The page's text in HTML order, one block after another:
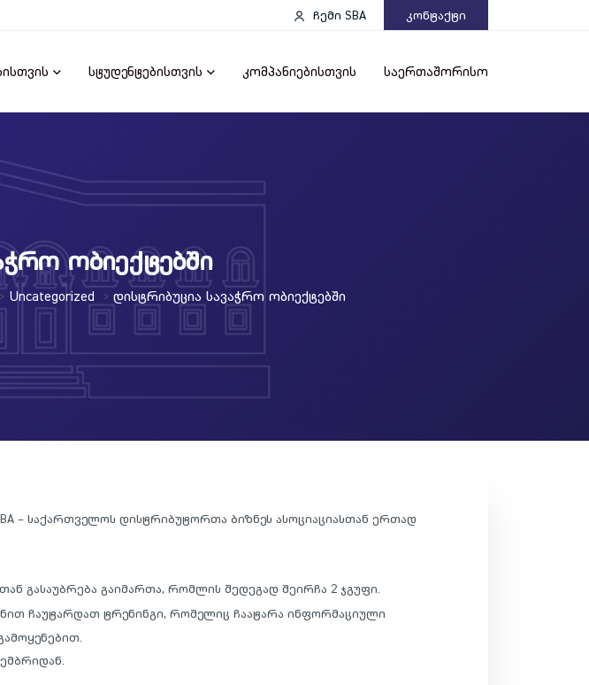
ჩემი SBA Კონტაქტი
სტუდენტებისთვის კომპანიებისთვის საერთაშორისო
ობიექტებში
> Uncategorized > Დისტრიბუცია Სავაჭრო Ობიექტებში
– საქართველოს დისტრიბუტორთა ბიზნეს ასოციაციასთან ერთად
გასაუბრება გაიმართა, რომლის შედეგად შეირჩა 2 ჯგუფი.
ჩაუტარდათ ტრენინგი, რომელიც ჩაატარა ინფორმაციული